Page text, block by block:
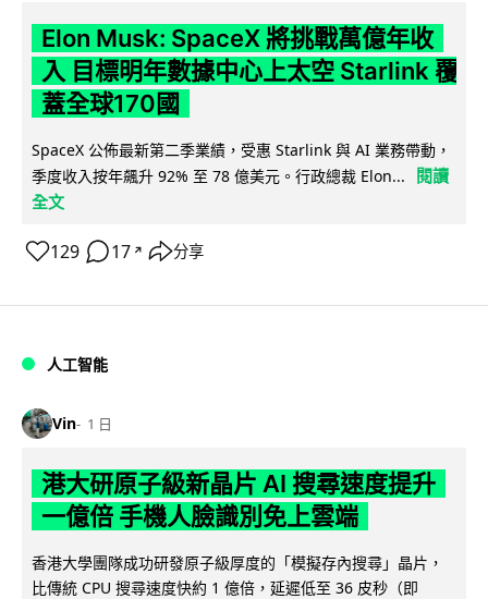
Elon Musk: SpaceX 將挑戰萬億年收
入 目標明年數據中心上太空 Starlink 覆
蓋全球170國
SpaceX 公佈最新第二季業績，受惠 Starlink 與 AI 業務帶動，
季度收入按年飆升 92% 至 78 億美元。行政總裁 Elon...
閱讀
全文
129 17 ↗ 分享
人工智能
Vin 1 日
港大研原子級新晶片 AI 搜尋速度提升
一億倍 手機人臉識別免上雲端
香港大學團隊成功研發原子級厚度的「模擬存內搜尋」晶片，
比傳統 CPU 搜尋速度快約 1 億倍，延遲低至 36 皮秒（即